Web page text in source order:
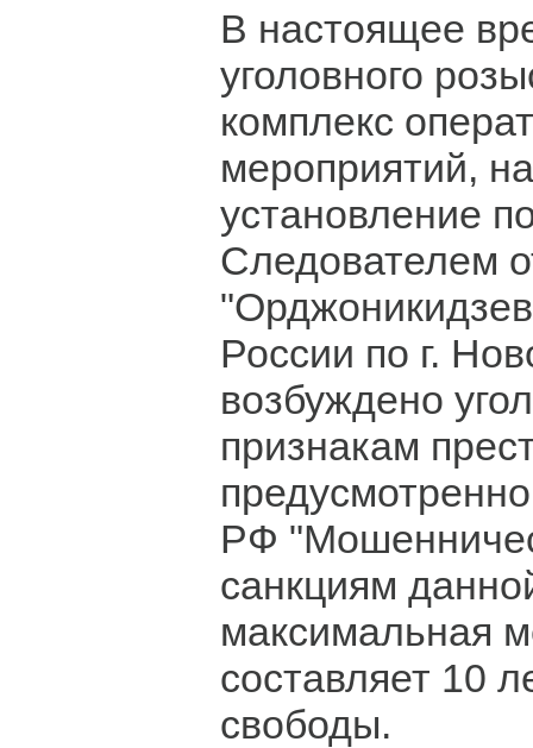
В настоящее
уголовного
комплекс
мероприятий,
установление
Следователем
России по г.
возбуждено
признакам
РФ
санкциям
максимальная
составляет 10
свободы.